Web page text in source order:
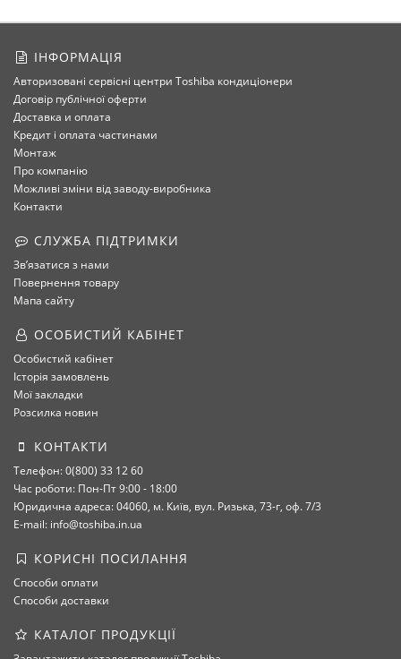
ІНФОРМАЦІЯ
Авторизовані сервісні центри Toshiba кондиціонери
Договір публічної оферти
Доставка и оплата
Кредит і оплата частинами
Монтаж
Про компанію
Можливі зміни від заводу-виробника
Контакти
СЛУЖБА ПІДТРИМКИ
Зв’язатися з нами
Повернення товару
Мапа сайту
ОСОБИСТИЙ КАБІНЕТ
Особистий кабінет
Історія замовлень
Мої закладки
Розсилка новин
КОНТАКТИ
Телефон: 0(800) 33 12 60
Час роботи: Пон-Пт 9:00 - 18:00
Юридична адреса: 04060, м. Київ, вул. Ризька, 73-г, оф. 7/3
E-mail: info@toshiba.in.ua
КОРИСНІ ПОСИЛАННЯ
Способи оплати
Способи доставки
КАТАЛОГ ПРОДУКЦІЇ